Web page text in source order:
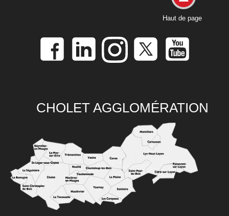
Haut de page
CHOLET AGGLOMÉRATION